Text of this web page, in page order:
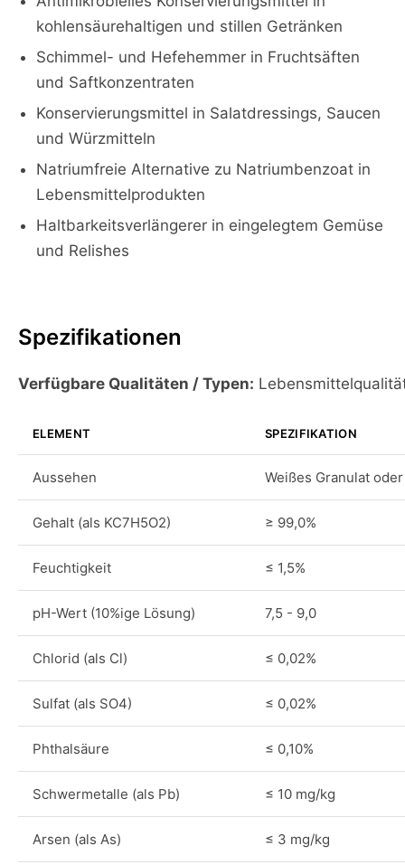
kohlensäurehaltigen und stillen Getränken
Schimmel- und Hefehemmer in Fruchtsäften
und Saftkonzentraten
Konservierungsmittel in Salatdressings, Saucen
und Würzmitteln
Natriumfreie Alternative zu Natriumbenzoat in
Lebensmittelprodukten
Haltbarkeitsverlängerer in eingelegtem Gemüse
und Relishes
Spezifikationen
Verfügbare Qualitäten / Typen:
ELEMENT SPEZIFIKATION
Aussehen Weißes Granulat
Gehalt (als KC7H5O2) ≥ 99,0%
Feuchtigkeit ≤ 1,5%
pH-Wert (10%ige Lösung) 7,5 - 9,0
Chlorid (als Cl) ≤ 0,02%
Sulfat (als SO4) ≤ 0,02%
Phthalsäure ≤ 0,10%
Schwermetalle (als Pb) ≤ 10 mg/kg
Arsen (als As) ≤ 3 mg/kg